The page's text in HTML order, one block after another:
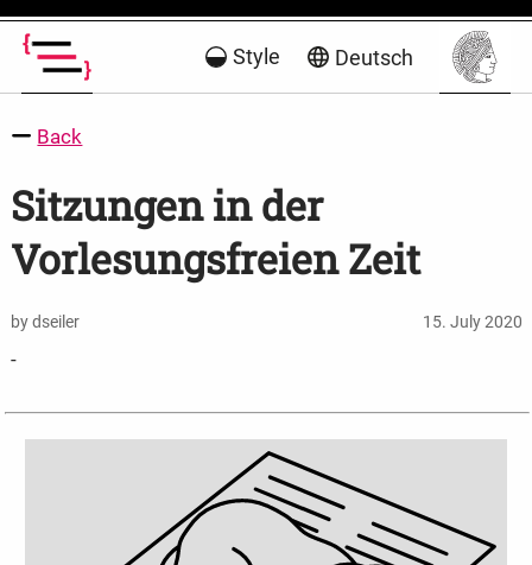
Style Deutsch
Back
Sitzungen in der
Vorlesungsfreien Zeit
by dseiler 15. July 2020
-